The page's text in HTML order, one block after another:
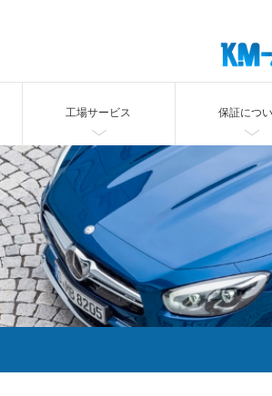
工場サービス 保証につ